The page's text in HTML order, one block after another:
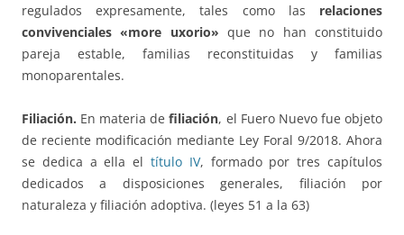
regulados expresamente, tales como las relaciones
convivenciales «more uxorio» que no han constituido
pareja estable, familias reconstituidas y familias
monoparentales.
Filiación. En materia defiliación, el Fuero Nuevo fue objeto
de reciente modificación mediante Ley Foral 9/2018. Ahora
se dedica a ella el título IV, formado por tres capítulos
dedicados a disposiciones generales, filiación por
naturaleza y filiación adoptiva. (leyes 51 a la 63)